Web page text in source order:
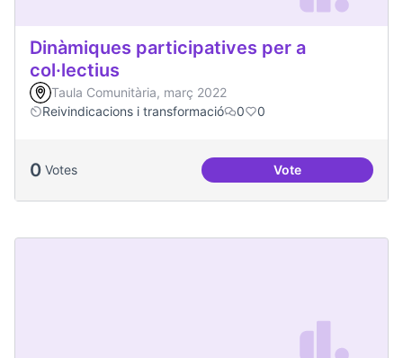
Dinàmiques participatives per a
col·lectius
Taula Comunitària, març 2022
Reivindicacions i transformació
0 0
0 Votes VoteDinàmiques